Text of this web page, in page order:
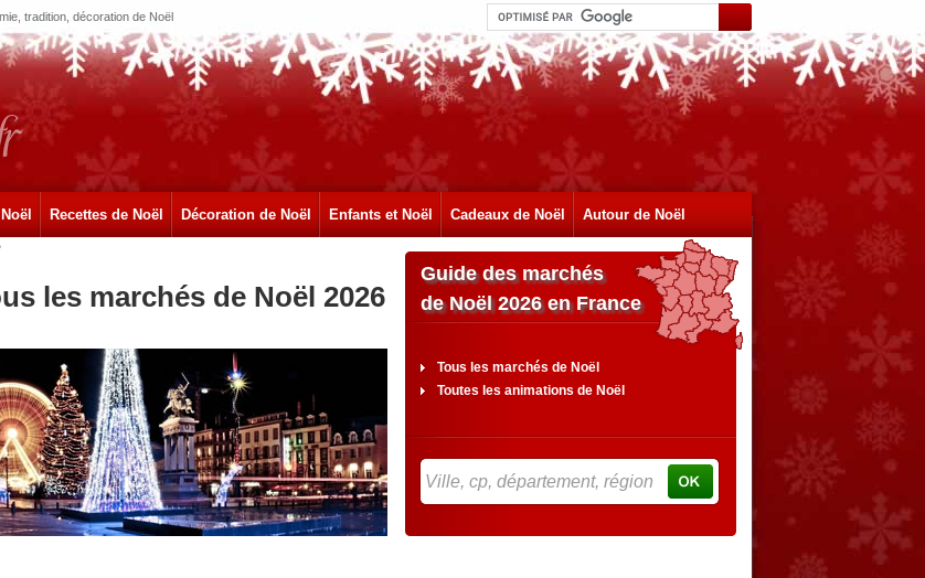
tradition, décoration de Noël
Recettes de Noël Décoration de Noël Enfants et Noël Cadeaux de Noël Autour de Noël
les marchés de Noël 2026
Guide des marchés
de Noël 2026 en France
Tous les marchés de Noël
Toutes les animations de Noël